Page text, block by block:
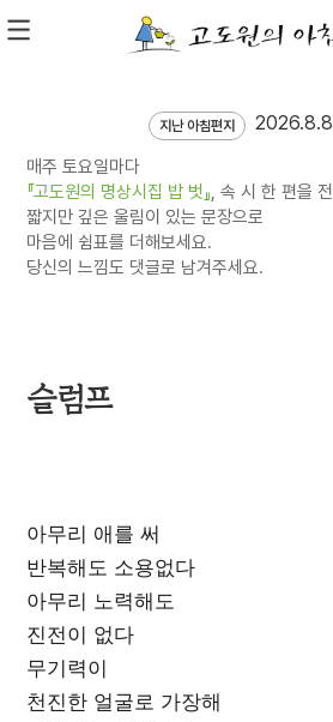
지난 아침편지
매주 토요일마다
『고도원의 명상시집 밥 벗』, 속 시 한 편을
짧지만 깊은 울림이 있는 문장으로
마음에 쉼표를 더해보세요.
당신의 느낌도 댓글로 남겨주세요.
슬럼프
아무리 애를 써
반복해도 소용없다
아무리 노력해도
진전이 없다
무기력이
천진한 얼굴로 가장해